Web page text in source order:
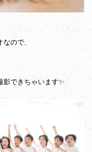
ので、
影できちゃいます✨️